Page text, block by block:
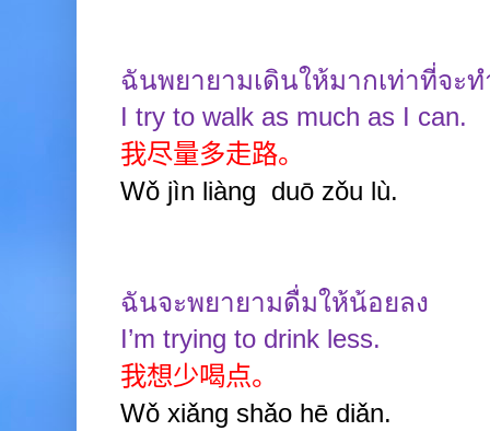
ฉันพยายามเดินให้มากเท่าที่จะท
I try to walk as much as I can.
我尽量多走路。
Wǒ jìn liàng duō zǒu lù.
ฉันจะพยายามดื่มให้น้อยลง
I’m trying to drink less.
我想少喝点。
Wǒ xiǎng shǎo hē diǎn.